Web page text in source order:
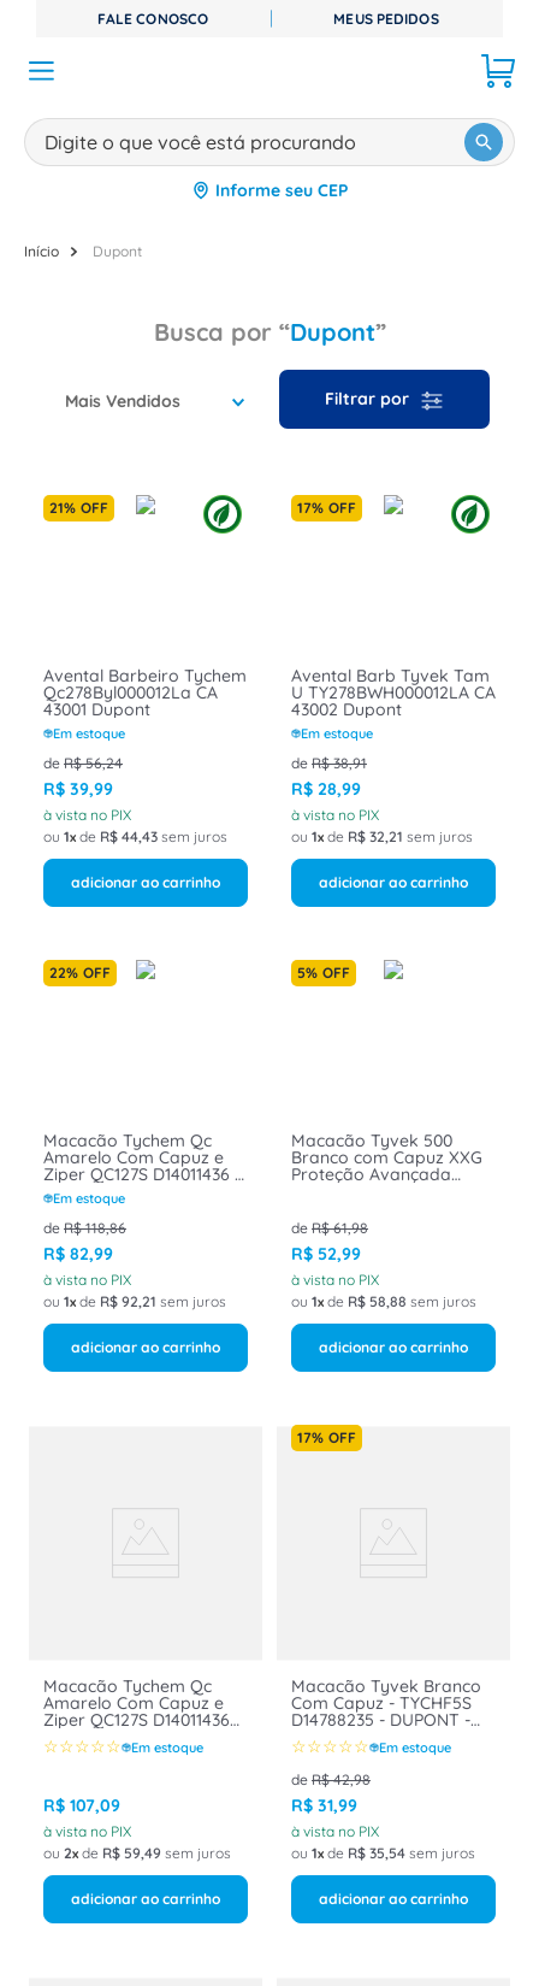
FALE CONOSCO MEUS PEDIDOS
Digite o que você está procurando
Informe seu CEP
Dupont
Dupont
Mais Vendidos
21% OFF
Avental Barbeiro Tychem
Qc278Byl000012La CA
43001 Dupont
Em estoque
de R$ 56,24
R$ 39,99
à vista no PIX
ou 1 de R$ 44,43 sem juros
adicionar ao carrinho
17% OFF
Avental Barb Tyvek Tam
U TY278BWH000012LA CA
43002 Dupont
Em estoque
de R$ 38,91
R$ 28,99
à vista no PIX
ou 1 de R$ 32,21 sem juros
adicionar ao carrinho
22% OFF
Macacão Tychem Qc
Amarelo Com Capuz e
Ziper QC127S D14011436 -
DUPONT Tam XG
Em estoque
de R$ 118,86
R$ 82,99
à vista no PIX
ou 1 de R$ 92,21 sem juros
adicionar ao carrinho
5% OFF
Macacão Tyvek 500
Branco com Capuz XXG
Proteção Avançada
de R$ 61,98
R$ 52,99
à vista no PIX
ou 1 de R$ 58,88 sem juros
adicionar ao carrinho
Macacão Tychem Qc
Amarelo Com Capuz e
Ziper QC127S D14011436
Dupont Tamanho G
☆☆☆☆☆ Em estoque
R$ 107,09
à vista no PIX
ou 2 de R$ 59,49 sem juros
adicionar ao carrinho
17% OFF
Macacão Tyvek Branco
Com Capuz - TYCHF5S
D14788235 - DUPONT -
CA 34187
☆☆☆☆☆ Em estoque
de R$ 42,98
R$ 31,99
à vista no PIX
ou 1 de R$ 35,54 sem juros
adicionar ao carrinho
TERMOS MAIS BUSCADOS
1 disjuntor
5º
7º dps